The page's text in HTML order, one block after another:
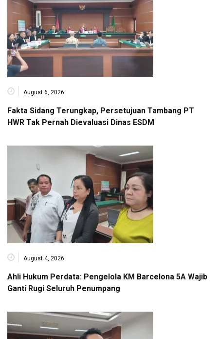
August 6, 2026
Fakta Sidang Terungkap, Persetujuan Tambang PT
HWR Tak Pernah Dievaluasi Dinas ESDM
August 4, 2026
Ahli Hukum Perdata: Pengelola KM Barcelona 5A Wajib
Ganti Rugi Seluruh Penumpang